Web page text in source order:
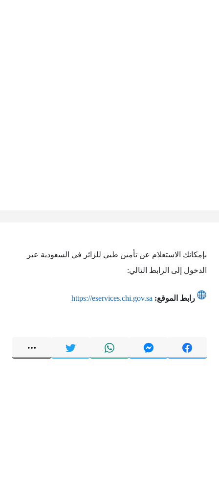
بإمكانك الاستعلام عن تأمين طبي للزائر في السعودية عبر
الدخول إلى الرابط التالي:
رابط الموقع: https://eservices.chi.gov.sa